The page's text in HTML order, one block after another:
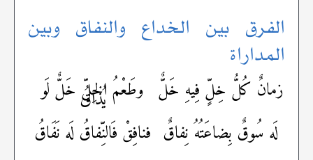
الفرق بين الخداع والنفاق وبين
المداراة
زمانٌ كُلُّ خِلٍّ فِيهِ خَلٌّ وطَعْمُ الخِلّ خَلٌّ لَو
يُذاقُ
لَه سُوقٌ بِضاعَتُهُ نِفاقٌ فنافِقْ فَالنِّفاقُ لَه نَفَاقُ